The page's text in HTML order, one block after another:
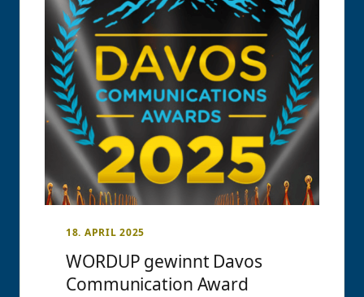
18. APRIL 2025
WORDUP gewinnt Davos
Communication Award